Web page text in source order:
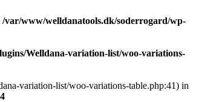
/var/www/welldanatools.dk/soderrogard/wp-
Welldana-variation-list/woo-variations-
variation-list/woo-variations-table.php:41) in